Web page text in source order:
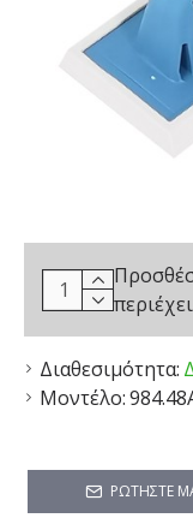
Διαθεσιμότητα:
Μοντέλο:
ΡΩΤΉΣΤΕ